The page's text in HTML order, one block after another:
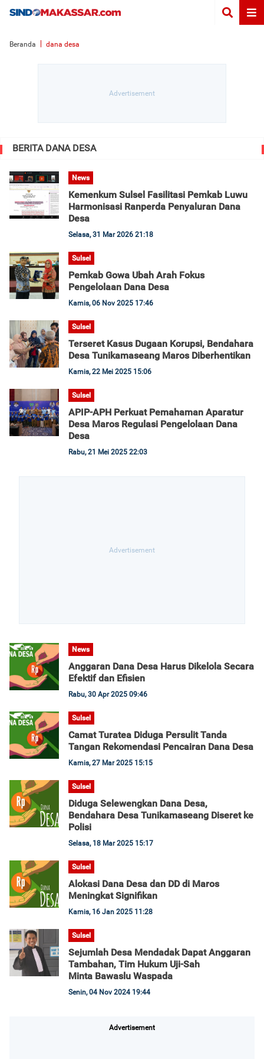
Beranda dana desa
BERITA DANA DESA
News
Kemenkum Sulsel Fasilitasi Pemkab Luwu
Harmonisasi Ranperda Penyaluran Dana
Desa
Selasa, 31 Mar 2026 21:18
Sulsel
Pemkab Gowa Ubah Arah Fokus
Pengelolaan Dana Desa
Kamis, 06 Nov 2025 17:46
Sulsel
Terseret Kasus Dugaan Korupsi, Bendahara
Desa Tunikamaseang Maros Diberhentikan
Kamis, 22 Mei 2025 15:06
Sulsel
APIP-APH Perkuat Pemahaman Aparatur
Desa Maros Regulasi Pengelolaan Dana
Desa
Rabu, 21 Mei 2025 22:03
News
Anggaran Dana Desa Harus Dikelola Secara
Efektif dan Efisien
Rabu, 30 Apr 2025 09:46
Sulsel
Camat Turatea Diduga Persulit Tanda
Tangan Rekomendasi Pencairan Dana Desa
Kamis, 27 Mar 2025 15:15
Sulsel
Diduga Selewengkan Dana Desa,
Bendahara Desa Tunikamaseang Diseret ke
Polisi
Selasa, 18 Mar 2025 15:17
Sulsel
Alokasi Dana Desa dan DD di Maros
Meningkat Signifikan
Kamis, 16 Jan 2025 11:28
Sulsel
Sejumlah Desa Mendadak Dapat Anggaran
Tambahan, Tim Hukum Uji-Sah
Minta Bawaslu Waspada
Senin, 04 Nov 2024 19:44
Advertisement